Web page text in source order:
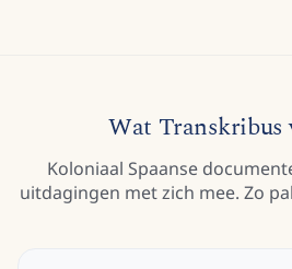
Wat Transkribus
Koloniaal Spaanse
uitdagingen met zich mee. Zo